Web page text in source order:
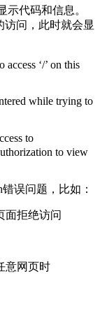
示代码和信息。
访问，此时就会显
‘/’ on this
while trying to
to
to view
误问题，比如：
面拒绝访问
意网页时